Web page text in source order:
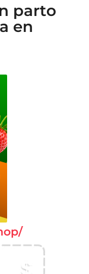
parto
en